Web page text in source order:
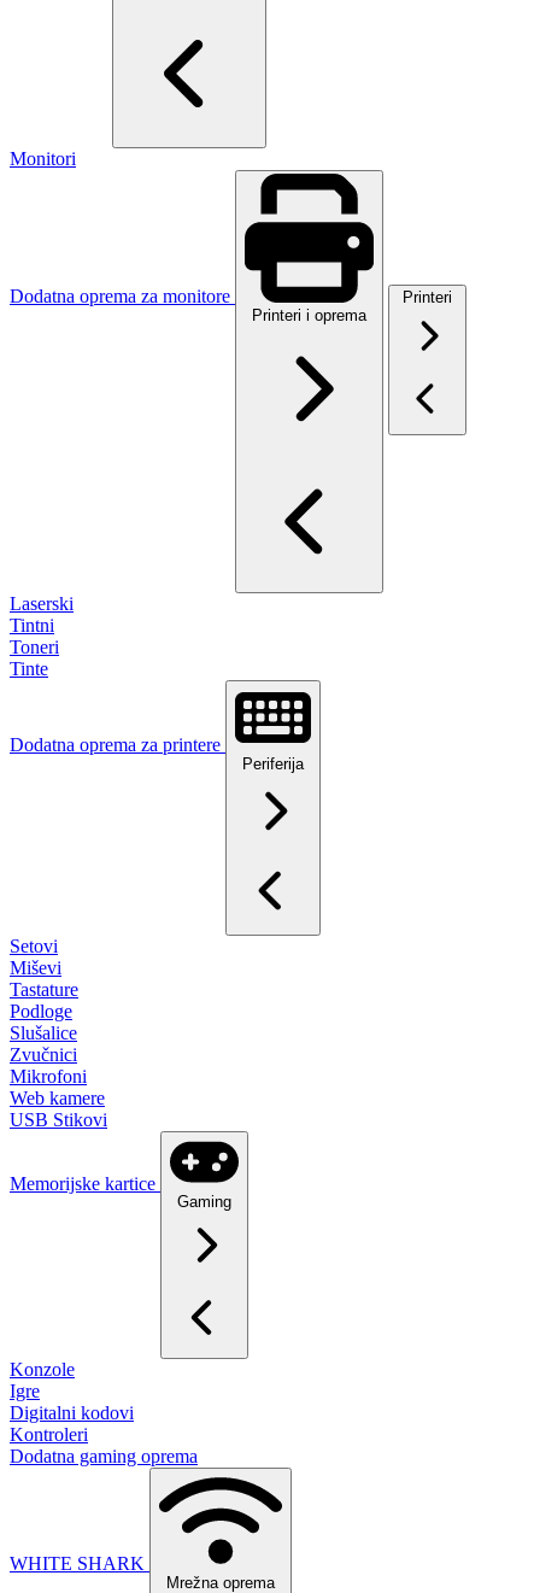
Monitori
Dodatna oprema za monitore
Printeri i oprema
Printeri
Laserski
Tintni
Toneri
Tinte
Dodatna oprema za printere
Periferija
Setovi
Miševi
Tastature
Podloge
Slušalice
Zvučnici
Mikrofoni
Web kamere
USB Stikovi
Memorijske kartice
Gaming
Konzole
Igre
Digitalni kodovi
Kontroleri
Dodatna gaming oprema
WHITE SHARK
Mrežna oprema